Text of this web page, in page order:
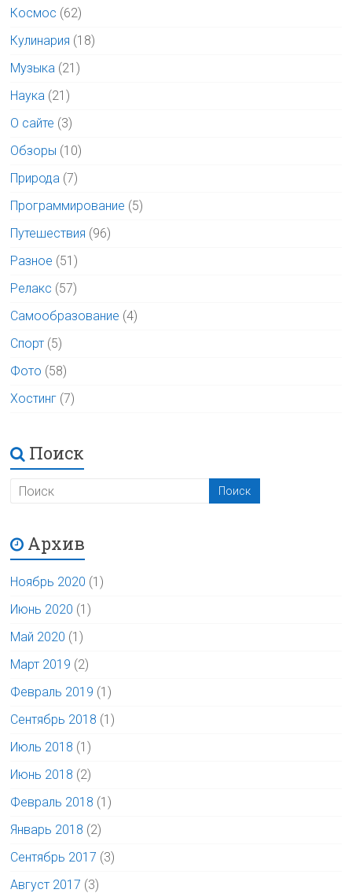
Космос (62)
Кулинария (18)
Музыка (21)
Наука (21)
О сайте (3)
Обзоры (10)
Природа (7)
Программирование (5)
Путешествия (96)
Разное (51)
Релакс (57)
Самообразование (4)
Спорт (5)
Фото (58)
Хостинг (7)
Поиск
Архив
Ноябрь 2020 (1)
Июнь 2020 (1)
Май 2020 (1)
Март 2019 (2)
Февраль 2019 (1)
Сентябрь 2018 (1)
Июль 2018 (1)
Июнь 2018 (2)
Февраль 2018 (1)
Январь 2018 (2)
Сентябрь 2017 (3)
Август 2017 (3)